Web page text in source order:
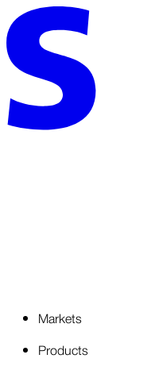
Markets
Products